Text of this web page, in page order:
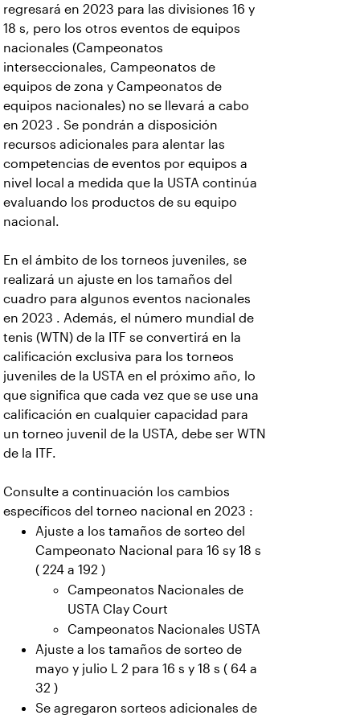
regresará en 2023 para las divisiones 16 y
18 s, pero los otros eventos de equipos
nacionales (Campeonatos
interseccionales, Campeonatos de
equipos de zona y Campeonatos de
equipos nacionales) no se llevará a cabo
en 2023 . Se pondrán a disposición
recursos adicionales para alentar las
competencias de eventos por equipos a
nivel local a medida que la USTA continúa
evaluando los productos de su equipo
nacional.
En el ámbito de los torneos juveniles, se
realizará un ajuste en los tamaños del
cuadro para algunos eventos nacionales
en 2023 . Además, el número mundial de
tenis (WTN) de la ITF se convertirá en la
calificación exclusiva para los torneos
juveniles de la USTA en el próximo año, lo
que significa que cada vez que se use una
calificación en cualquier capacidad para
un torneo juvenil de la USTA, debe ser WTN
de la ITF.
Consulte a continuación los cambios
específicos del torneo nacional en 2023 :
Ajuste a los tamaños de sorteo del
Campeonato Nacional para 16 sy 18 s
( 224 a 192 )
Campeonatos Nacionales de
USTA Clay Court
Campeonatos Nacionales USTA
Ajuste a los tamaños de sorteo de
mayo y julio L 2 para 16 s y 18 s ( 64 a
32 )
Se agregaron sorteos adicionales de